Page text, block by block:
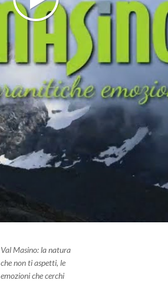
Val Masino: la natura
che non ti aspetti, le
emozioni che cerchi